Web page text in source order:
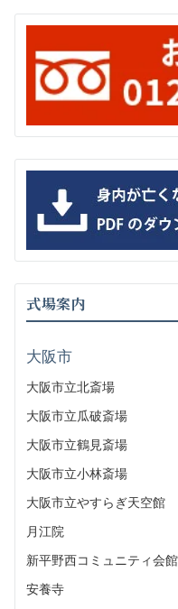
式場案内
大阪市
大阪市立北斎場
大阪市立瓜破斎場
大阪市立鶴見斎場
大阪市立小林斎場
大阪市立やすらぎ天空館
月江院
新平野西コミュニティ会館
安養寺